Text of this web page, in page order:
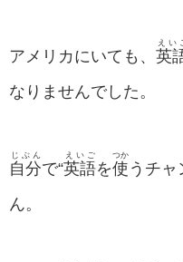
アメリカにいても、 英
えい
なりませんでした。
自分
じぶん
で“英語
えいご
を使
つか
うチャ
ん。